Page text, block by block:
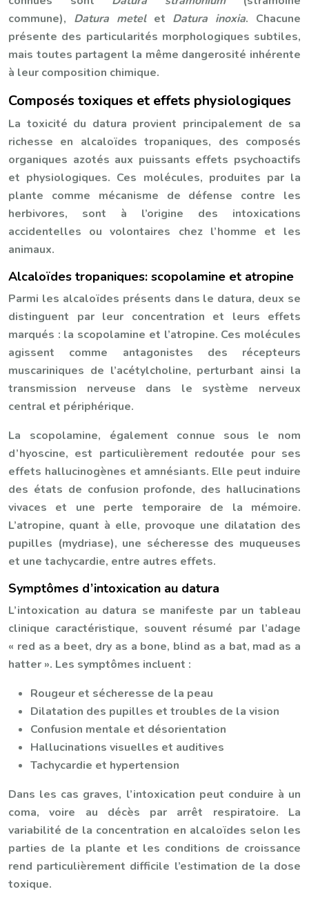
commune), Datura metelet Datura inoxia. Chacune
présente des particularités morphologiques subtiles,
mais toutes partagent la même dangerosité inhérente
à leur composition chimique.
Composés toxiques et effets physiologiques
La toxicité du datura provient principalement de sa
richesse en alcaloïdes tropaniques, des composés
organiques azotés aux puissants effets psychoactifs
et physiologiques. Ces molécules, produites par la
plante comme mécanisme de défense contre les
herbivores, sont à l’origine des intoxications
accidentelles ou volontaires chez l’homme et les
animaux.
Alcaloïdes tropaniques: scopolamine et atropine
Parmi les alcaloïdes présents dans le datura, deux se
distinguent par leur concentration et leurs effets
marqués : la scopolamine et l’atropine. Ces molécules
agissent comme antagonistes des récepteurs
muscariniques de l’acétylcholine, perturbant ainsi la
transmission nerveuse dans le système nerveux
central et périphérique.
La scopolamine, également connue sous le nom
d’hyoscine, est particulièrement redoutée pour ses
effets hallucinogènes et amnésiants. Elle peut induire
des états de confusion profonde, des hallucinations
vivaces et une perte temporaire de la mémoire.
L’atropine, quant à elle, provoque une dilatation des
pupilles (mydriase), une sécheresse des muqueuses
et une tachycardie, entre autres effets.
Symptômes d’intoxication au datura
L’intoxication au datura se manifeste par un tableau
clinique caractéristique, souvent résumé par l’adage
« red as a beet, dry as a bone, blind as a bat, mad as a
hatter ». Les symptômes incluent :
Rougeur et sécheresse de la peau
Dilatation des pupilles et troubles de la vision
Confusion mentale et désorientation
Hallucinations visuelles et auditives
Tachycardie et hypertension
Dans les cas graves, l’intoxication peut conduire à un
coma, voire au décès par arrêt respiratoire. La
variabilité de la concentration en alcaloïdes selon les
parties de la plante et les conditions de croissance
rend particulièrement difficile l’estimation de la dose
toxique.